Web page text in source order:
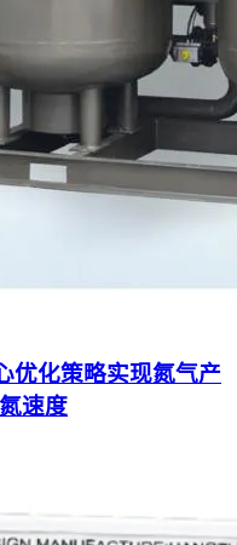
优化策略实现氮气产
速度